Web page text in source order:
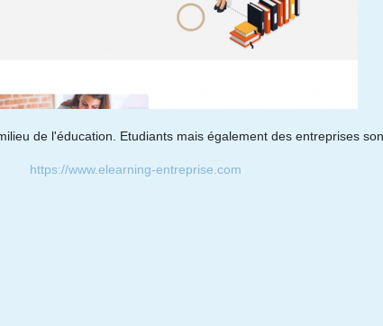
de l'éducation. Etudiants mais également des entreprises
https://www.elearning-entreprise.com